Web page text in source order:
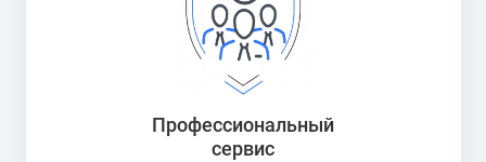
Профессиональный
сервис